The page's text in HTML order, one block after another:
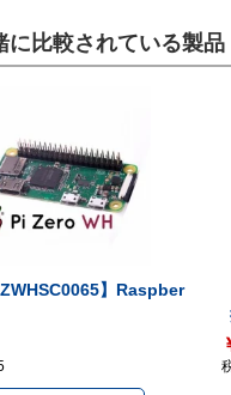
に比較されている製品
】Raspber